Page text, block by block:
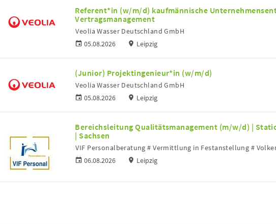
Referent*in (w/m/d) kaufmännische
Vertragsmanagement
05.08.2026
Veolia Wasser Deutschland GmbH
Leipzig
(Junior) Projektingenieur*in (w/m/d)
05.08.2026
Veolia Wasser Deutschland GmbH
Leipzig
Bereichsleitung Qualitätsmanagement (m/w/d) |
| Sachsen
06.08.2026
VIF Personalberatung # Vermittlung in Festanstellung #
Leipzig